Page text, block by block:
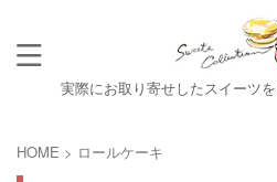
実際にお取り寄せしたスイーツ
HOME > ロールケーキ